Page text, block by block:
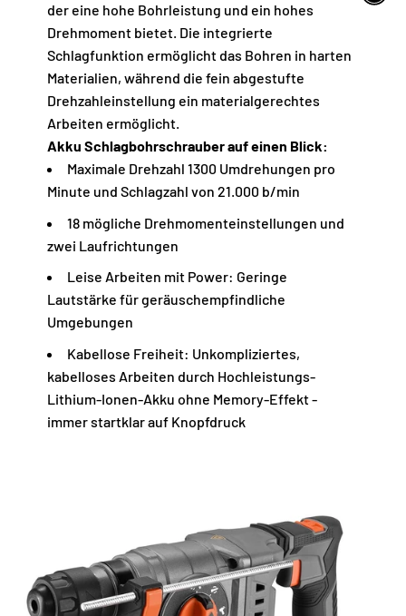
der eine hohe Bohrleistung und ein hohes
Drehmoment bietet. Die integrierte
Schlagfunktion ermöglicht das Bohren in harten
Materialien, während die fein abgestufte
Drehzahleinstellung ein materialgerechtes
Arbeiten ermöglicht.
Akku Schlagbohrschrauber auf einen Blick:
Maximale Drehzahl 1300 Umdrehungen pro
Minute und Schlagzahl von 21.000 b/min
18 mögliche Drehmomenteinstellungen und
zwei Laufrichtungen
Leise Arbeiten mit Power: Geringe
Lautstärke für geräuschempfindliche
Umgebungen
Kabellose Freiheit: Unkompliziertes,
kabelloses Arbeiten durch Hochleistungs-
Lithium-Ionen-Akku ohne Memory-Effekt -
immer startklar auf Knopfdruck